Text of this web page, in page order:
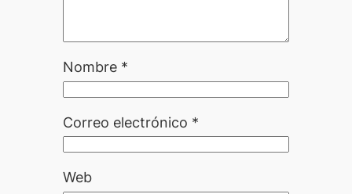
Nombre *
Correo electrónico *
Web